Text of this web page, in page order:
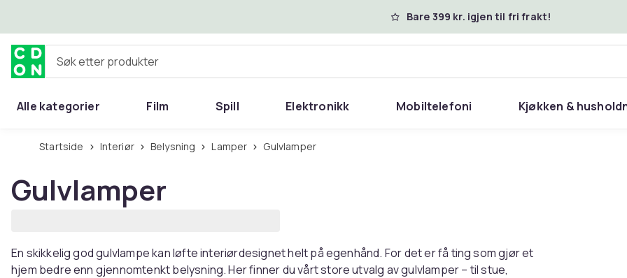
Bare 399 kr. igjen til fri frakt!
Søk etter produkter
Alle kategorier Film Spill Elektronikk Mobiltelefoni Kjøkken &
Startside Interiør Belysning Lamper Gulvlamper
Gulvlamper
En skikkelig god gulvlampe kan løfte interiørdesignet helt på egenhånd. For det er få ting som gjør et
hjem bedre enn gjennomtenkt belysning. Her finner du vårt store utvalg av gulvlamper – til stue,